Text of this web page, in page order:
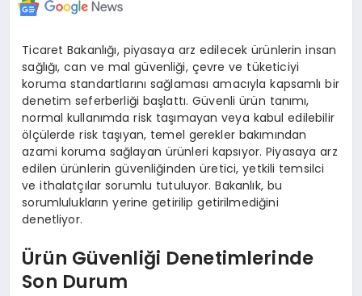
Ticaret Bakanlığı, piyasaya arz edilecek ürünlerin insan
sağlığı, can ve mal güvenliği, çevre ve tüketiciyi
koruma standartlarını sağlaması amacıyla kapsamlı bir
denetim seferberliği başlattı. Güvenli ürün tanımı,
normal kullanımda risk taşımayan veya kabul edilebilir
ölçülerde risk taşıyan, temel gerekler bakımından
azami koruma sağlayan ürünleri kapsıyor. Piyasaya arz
edilen ürünlerin güvenliğinden üretici, yetkili temsilci
ve ithalatçılar sorumlu tutuluyor. Bakanlık, bu
sorumlulukların yerine getirilip getirilmediğini
denetliyor.
Ürün Güvenliği Denetimlerinde
Son Durum